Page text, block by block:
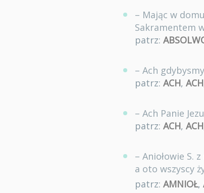
– Mając w
Sakramentem
patrz:
– Ach
patrz: ACH, ACH
– Ach Panie
patrz: ACH, ACH
– Aniołowie S.
a oto wszyscy
patrz: AMNIOŁ,